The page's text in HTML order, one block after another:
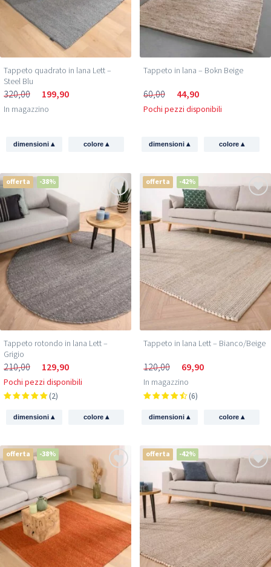
Tappeto quadrato in lana Lett –
Steel Blu
320,00 199,90
In magazzino
dimensioni▴ colore ▴
Tappeto in lana – Bokn Beige
60,00 44,90
Pochi pezzi disponibili
dimensioni▴ colore ▴
offerta -38%
Tappeto rotondo in lana Lett –
Grigio
210,00 129,90
Pochi pezzi disponibili
(2)
dimensioni▴ colore ▴
offerta -42%
Tappeto in lana Lett – Bianco/Beige
120,00 69,90
In magazzino
(6)
dimensioni▴ colore ▴
offerta -38% offerta -42%
Iscriviti e scopri per primo le nuove collezioni e le
offerte esclusive.
Email
Ottieni il mio sconto →